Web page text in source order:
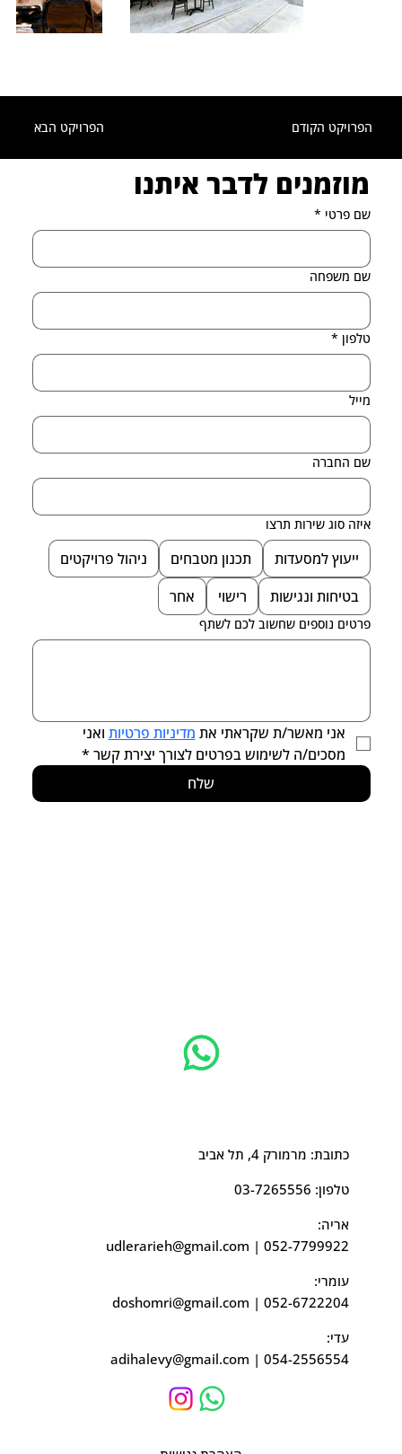
הפרויקט הבא הפרויקט הקודם
מוזמנים לדבר איתנו
שם פרטי *
שם משפחה
טלפון *
מייל
שם החברה
איזה סוג שירות תרצו
ייעוץ למסעדות תכנון מטבחים
ניהול פרויקטים
בטיחות ונגישות
רישוי אחר
פרטים נוספים שחשוב לכם לשתף
אני מאשר/ת שקראתי את מדיניות פרטיות
מסכים/ה לשימוש בפרטים לצורך יצירת קשר *
שלח
כתובת: מרמורק 4, תל אביב
טלפון: 03-7265556
אריה:
udlerarieh@gmail.com |052-7799922
עומרי:
doshomri@gmail.com |052-6722204
עדי:
adihalevy@gmail.com |054-2556554